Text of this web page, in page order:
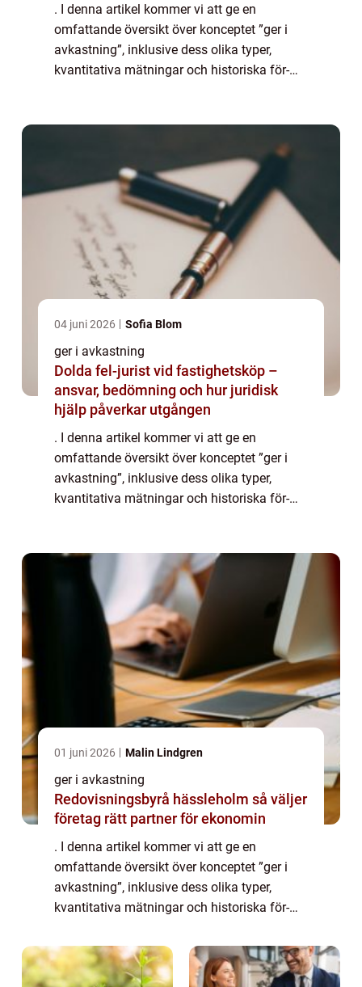
. I denna artikel kommer vi att ge en
omfattande översikt över konceptet ”ger i
avkastning”, inklusive dess olika typer,
kvantitativa mätningar och historiska för-
04 juni 2026 Sofia Blom
ger i avkastning
Dolda fel-jurist vid fastighetsköp –
ansvar, bedömning och hur juridisk
hjälp påverkar utgången
. I denna artikel kommer vi att ge en
omfattande översikt över konceptet ”ger i
avkastning”, inklusive dess olika typer,
kvantitativa mätningar och historiska för-
01 juni 2026 Malin Lindgren
ger i avkastning
Redovisningsbyrå hässleholm så väljer
företag rätt partner för ekonomin
. I denna artikel kommer vi att ge en
omfattande översikt över konceptet ”ger i
avkastning”, inklusive dess olika typer,
kvantitativa mätningar och historiska för-
utforska det i detalj. Ger i av...